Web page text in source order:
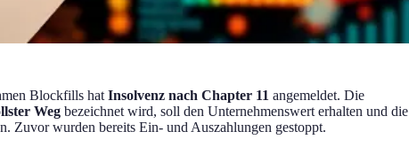
Blockfills hat Insolvenz nach Chapter 11 angemeldet. Die
Weg bezeichnet wird, soll den Unternehmenswert erhalten und die
Zuvor wurden bereits Ein- und Auszahlungen gestoppt.